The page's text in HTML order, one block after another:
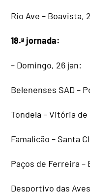
Rio Ave – Boavista,
18.ª jornada:
– Domingo, 26 jan:
Belenenses SAD –
Tondela – Vitória de
Famalicão – Santa
Paços de Ferreira –
Desportivo das